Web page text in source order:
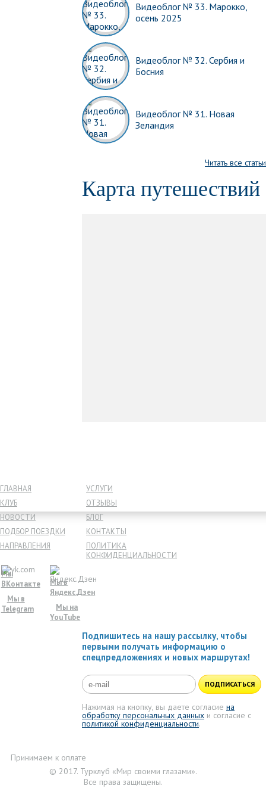
Видеоблог № 33. Марокко,
осень 2025
Видеоблог № 32. Сербия и
Босния
Видеоблог № 31. Новая
Зеландия
Читать все статьи
Карта путешествий
ГЛАВНАЯ
КЛУБ
НОВОСТИ
ПОДБОР ПОЕЗДКИ
НАПРАВЛЕНИЯ
УСЛУГИ
ОТЗЫВЫ
БЛОГ
КОНТАКТЫ
ПОЛИТИКА
КОНФИДЕНЦИАЛЬНОСТИ
Мы
ВКонтакте
Мы в
Telegram
Мы в
Яндекс.Дзен
Мы на
YouTube
Подпишитесь на нашу рассылку, чтобы
первыми получать информацию о
спецпредложениях и новых маршрутах!
ПОДПИСАТЬСЯ
Нажимая на кнопку, вы даете согласие на
обработку персональных данных и согласие с
политикой конфиденциальности.
Принимаем к оплате
© 2017. Турклуб «Мир своими глазами».
Все права защищены.